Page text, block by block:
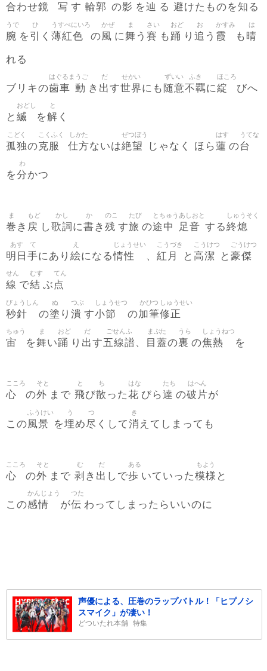
合わせ鏡 写 す 輪郭 の影 を辿 る 避けたものを知 る
腕
うで
を引
ひ
く 薄紅色
うすべにいろ
の風
かぜ
に舞
ま
う 賽
さい
も 踊
おど
り 追
お
う 霞
かすみ
も 晴
は
れる
ブリキの歯車
はぐるま
動
うご
き 出
だ
す世界
せかい
にも 随意
ずいい
不羈
ふき
に綻
ほころ
びへ
と 縅
おどし
を解
と
く
孤独
こどく
の克服
こくふく
仕方
しかた
ないは絶望
ぜつぼう
じゃなく ほら蓮
はす
の台
うてな
を分
わ
かつ
巻
ま
き 戻
もど
し歌詞
かし
に書
か
き 残
のこ
す旅
たび
の途中
とちゅう
足音
あしおと
する終熄
しゅうそく
明日
あす
手
て
にあり 絵
え
になる情性
じょうせい
、 紅月
こうづき
と 高潔
こうけつ
と 豪傑
ごうけつ
線
せん
で結
むす
ぶ 点
てん
秒針
びょうしん
の塗
ぬ
り 潰
つぶ
す小節
しょうせつ
の加筆
かひつ
修正
しゅうせい
宙
ちゅう
を舞
ま
い踊
おど
り 出
だ
す五線譜
ごせんふ
、 目蓋
まぶた
の裏
うら
の焦熱
しょうねつ
を
心
こころ
の外
そと
まで 飛
と
び散
ち
った花
はな
びら達
たち
の破片
はへん
が
この風景
ふうけい
を埋
う
め尽
つ
くして消
き
えてしまっても
心
こころ
の外
そと
まで 剥
む
き 出
だ
しで歩
ある
いていった模様
もよう
と
この感情
かんじょう
が伝
つた
わってしまったらいいのに
声優による、圧巻のラップバトル！「ヒプノシ
スマイク」が凄い！
どついたれ本舗 特集